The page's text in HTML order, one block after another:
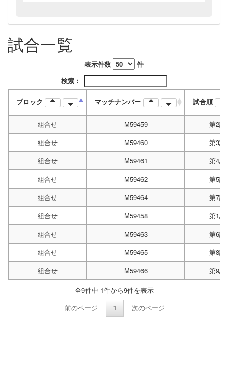
12:30
試合一覧
表示件数
件
検索：
ブロック マッチナンバー 試合順
組合せ M59459
第2試
組合せ
M59460
第3試
組合せ
M59461
第4試
組合せ
M59462
第5試
組合せ
M59464
第7試
組合せ
M59458
第1試
組合せ
M59463
第6試
組合せ
M59465
第8試
組合せ
M59466
第9試
全9件中 1件から9件を表示
前のページ
1 次のページ